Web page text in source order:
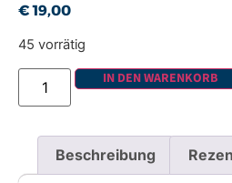
€19,00
45 vorrätig
IN DEN WARENKORB
Beschreibung